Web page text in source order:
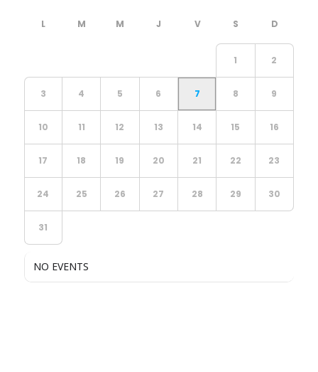
1 2
3 4 5 6 7 8 9
10 11 12 13 14 15 16
17 18 19 20 21 22 23
24 25 26 27 28 29 30
31
NO EVENTS